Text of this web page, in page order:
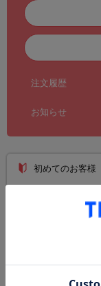
注文履歴
お知らせ
初めてのお客様
ご利用ガイド